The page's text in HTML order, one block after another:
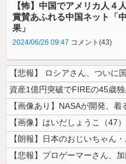
【怖】中国でアメリカ人
賞賛あふれる中国ネット「
果」
2024/06/26 09:47 コメント(43)
【悲報】 ロシアさん、ついに
【画像】はいだしょうこ（47